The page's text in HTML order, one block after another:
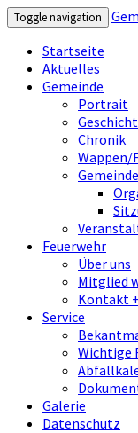
Toggle navigation
Startseite
Aktuelles
Gemeinde
Portrait
Chronik
Wappen/
Feuerwehr
Über uns
Mitglied
Kontakt
Service
Wichtige
Galerie
Datenschutz